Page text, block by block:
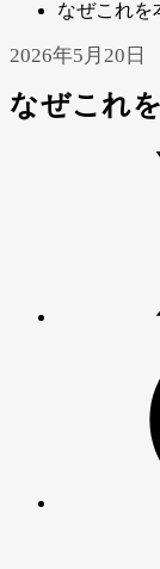
なぜこれを
2026年5月20日
なぜこれ